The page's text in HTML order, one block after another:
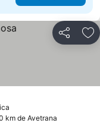
Partilhar
km de Avetrana